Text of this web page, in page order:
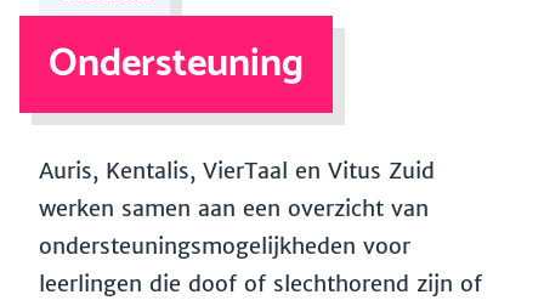
Ondersteuning
Auris, Kentalis, VierTaal en Vitus Zuid
werken samen aan een overzicht van
ondersteuningsmogelijkheden voor
leerlingen die doof of slechthorend zijn of